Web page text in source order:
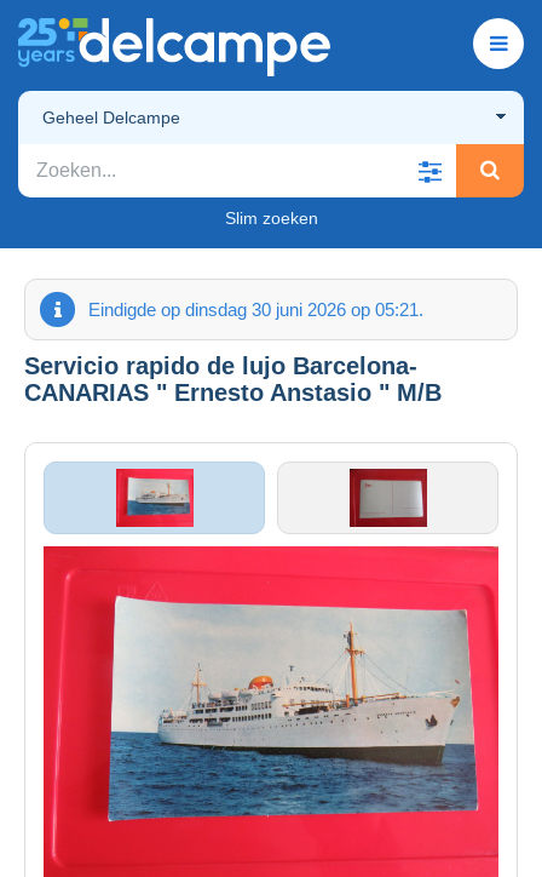
Geheel Delcampe
Slim zoeken
Eindigde op dinsdag 30 juni 2026 op 05:21.
Servicio rapido de lujo Barcelona-
CANARIAS " Ernesto Anstasio " M/B